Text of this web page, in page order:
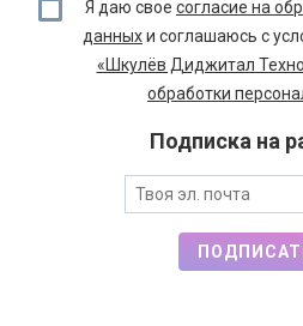
Я даю свое согласие на
данныхи соглашаюсь с
«Шкулёв Диджитал
обработки
Подписка на